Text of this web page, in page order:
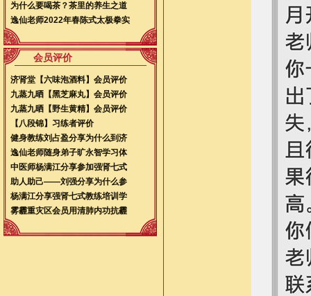
为什么要喝茶？茶里的养生之道
逸仙老师2022年春陈式太极拳实
会员评价
济肾堂【六味泡酒料】会员评价
九蒸九晒【黑芝麻丸】会员评价
九蒸九晒【野生黄精】会员评价
【八段锦】习练者评价
健身教练刘占盈分享为什么到济
逸仙老师随身弟子旷永智学习体
中医师杨满江分享参加强肾七式
助人助己——刘强分享为什么参
杨满江分享强肾七式教练培训学
雾霾重灾区会员用清肺内功抗霾